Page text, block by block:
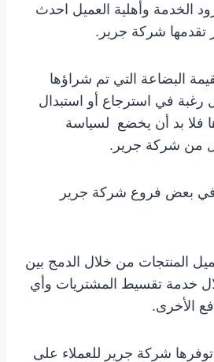
الخدمة وأهلية العميل احدث
شركة جرير.
البضاعة التي تم شراؤها
رغبة في استرجاع أو استبدال
فلا بد أن يخضع لسياسة
من شركة جرير.
في بعض فروع شركة جرير
المنتجات من خلال الدمج بين
خدمة تقسيط المشتريات وأي
الأخرى.
شركة جرير للعملاء على